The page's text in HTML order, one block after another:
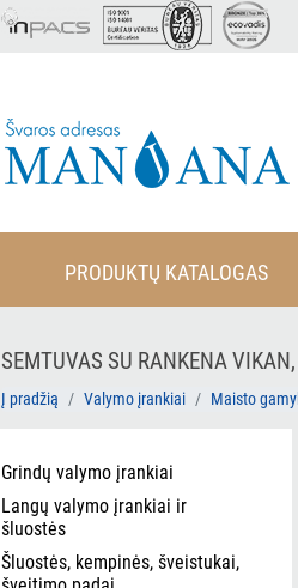
PRODUKTŲ KATALOGAS
SEMTUVAS SU RANKENA
Į pradžią Valymo įrankiai Maisto
Grindų valymo įrankiai
Langų valymo įrankiai ir
šluostės
Šluostės, kempinės, šveistukai,